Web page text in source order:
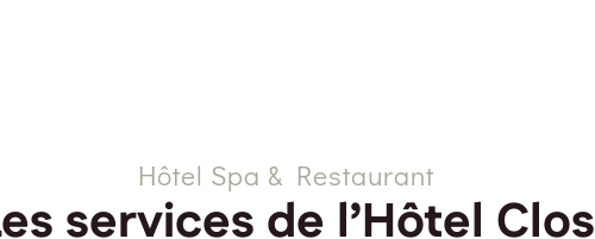
Hôtel Spa & Restaurant
services de l’Hôtel Clos